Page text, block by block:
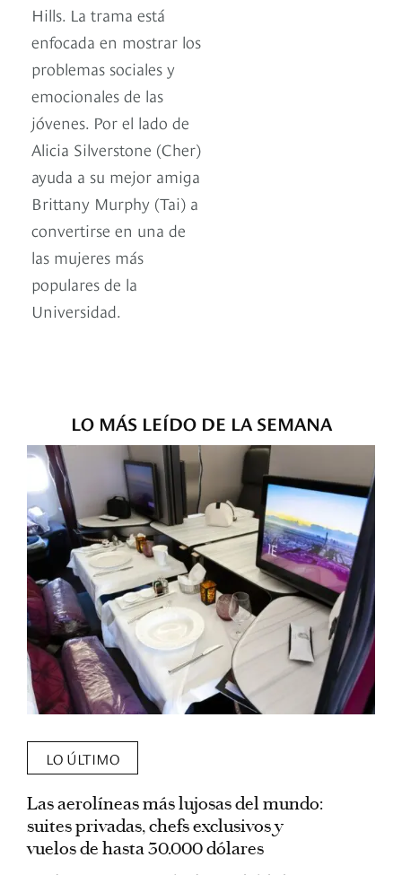
Hills. La trama está
enfocada en mostrar los
problemas sociales y
emocionales de las
jóvenes. Por el lado de
Alicia Silverstone (Cher)
ayuda a su mejor amiga
Brittany Murphy (Tai) a
convertirse en una de
las mujeres más
populares de la
Universidad.
LO MÁS LEÍDO DE LA SEMANA
LO ÚLTIMO
Las aerolíneas más lujosas del mundo:
suites privadas, chefs exclusivos y
vuelos de hasta 30.000 dólares